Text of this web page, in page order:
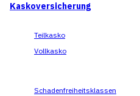
Kaskoversicherung
Teilkasko
Vollkasko
Schadenfreiheitsklassen